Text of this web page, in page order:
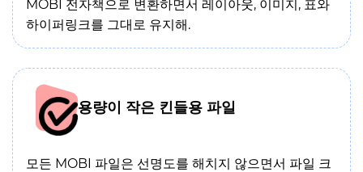
MOBI 전자책으로 변환하면서 레이아웃, 이미지, 표와
하이퍼링크를 그대로 유지해.
용량이 작은 킨들용 파일
모든 MOBI 파일은 선명도를 해치지 않으면서 파일 크